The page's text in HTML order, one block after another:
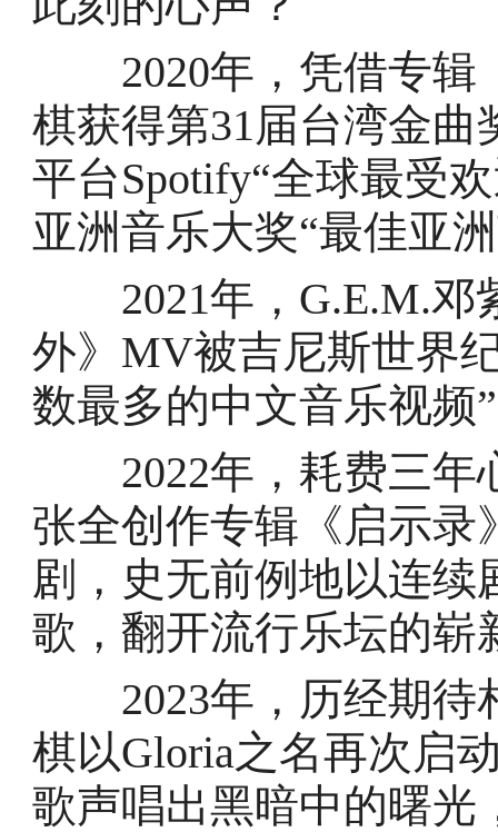
2020年，凭借专辑
棋获得第31届台湾金曲
平台Spotify“全球最受
亚洲音乐大奖“最佳亚
2021年，G.E.M.邓
外》MV被吉尼斯世界
数最多的中文音乐视频
2022年，耗费三年
张全创作专辑《启示录
剧，史无前例地以连
歌，翻开流行乐坛的崭
2023年，历经期待
棋以Gloria之名再次启
歌声唱出黑暗中的曙光